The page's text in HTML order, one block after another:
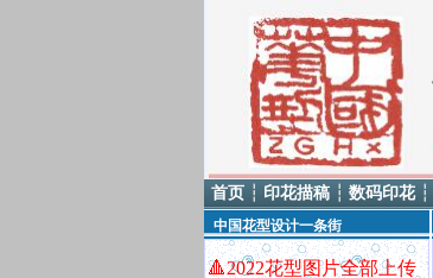
首页 ┆ 印花描稿 ┆ 数码印花 ┆
中国花型设计一条街
🔺2022花型图片全部上传